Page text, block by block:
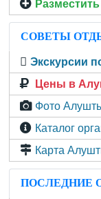
СОВЕТЫ
Экскурсии
Цены в
Фото
Каталог
Карта
ПОСЛЕДНИЕ